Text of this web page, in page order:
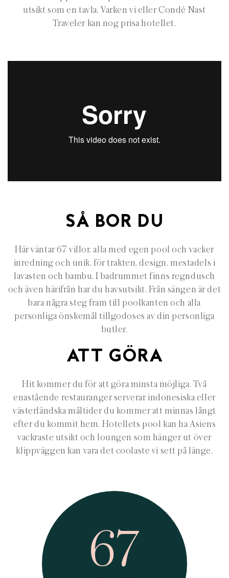
utsikt som en tavla. Varken vi eller Condé Nast
Traveler kan nog prisa hotellet.
SÅ BOR DU
Här väntar 67 villor, alla med egen pool och vacker
inredning och unik, för trakten, design, mestadels i
lavasten och bambu. I badrummet finns regndusch
och även härifrån har du havsutsikt. Från sängen är det
bara några steg fram till poolkanten och alla
personliga önskemål tillgodoses av din personliga
butler.
ATT GÖRA
Hit kommer du för att göra minsta möjliga. Två
enastående restauranger serverar indonesiska eller
västerländska måltider du kommer att minnas långt
efter du kommit hem. Hotellets pool kan ha Asiens
vackraste utsikt och loungen som hänger ut över
klippväggen kan vara det coolaste vi sett på länge.
67